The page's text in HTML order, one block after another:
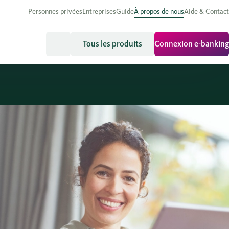
Personnes privéesEntreprisesGuideÀ propos de nousAide & Contact
Tous les produits Connexion e-banking